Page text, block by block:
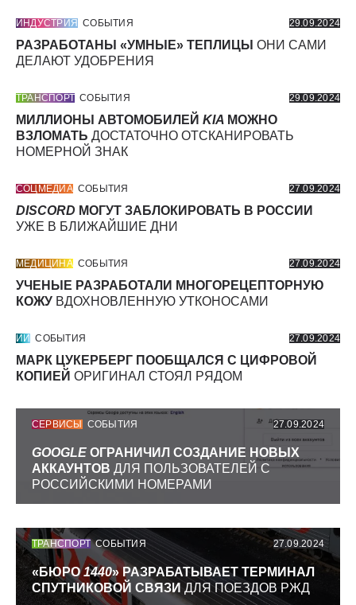
ИНДУСТРИЯ СОБЫТИЯ 29.09.2024
РАЗРАБОТАНЫ «УМНЫЕ» ТЕПЛИЦЫ ОНИ САМИ
ДЕЛАЮТ УДОБРЕНИЯ
ТРАНСПОРТ СОБЫТИЯ 29.09.2024
МИЛЛИОНЫ АВТОМОБИЛЕЙ KIA МОЖНО
ВЗЛОМАТЬ ДОСТАТОЧНО ОТСКАНИРОВАТЬ
НОМЕРНОЙ ЗНАК
СОЦМЕДИА СОБЫТИЯ 27.09.2024
DISCORD МОГУТ ЗАБЛОКИРОВАТЬ В РОССИИ
УЖЕ В БЛИЖАЙШИЕ ДНИ
МЕДИЦИНА СОБЫТИЯ 27.09.2024
УЧЕНЫЕ РАЗРАБОТАЛИ МНОГОРЕЦЕПТОРНУЮ
КОЖУ ВДОХНОВЛЕННУЮ УТКОНОСАМИ
ИИ СОБЫТИЯ 27.09.2024
МАРК ЦУКЕРБЕРГ ПООБЩАЛСЯ С ЦИФРОВОЙ
КОПИЕЙ ОРИГИНАЛ СТОЯЛ РЯДОМ
СЕРВИСЫ СОБЫТИЯ 27.09.2024
GOOGLE ОГРАНИЧИЛ СОЗДАНИЕ НОВЫХ
АККАУНТОВ ДЛЯ ПОЛЬЗОВАТЕЛЕЙ С
РОССИЙСКИМИ НОМЕРАМИ
ТРАНСПОРТ СОБЫТИЯ 27.09.2024
«БЮРО1440» РАЗРАБАТЫВАЕТ ТЕРМИНАЛ
СПУТНИКОВОЙ СВЯЗИ ДЛЯ ПОЕЗДОВ РЖД